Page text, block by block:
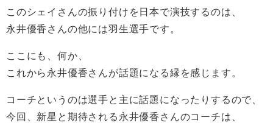
このシェイさんの振り付けを日本で演技するのは、
永井優香さんの他には羽生選手です。
ここにも、何か、
これから永井優香さんが話題になる縁を感じます。
コーチというのは選手と主に話題になったりするので、
今回、新星と期待される永井優香さんのコーチは、